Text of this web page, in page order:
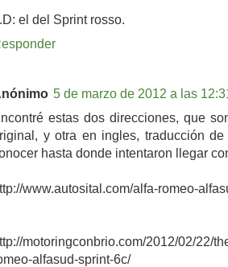
el del Sprint rosso.
5 de marzo de 2012 a las
estas dos direcciones, que
y otra en ingles, traducción
hasta donde intentaron llegar
www.autosital.com/alfa-romeo-
motoringconbrio.com/2012/02/22/
alfasud-sprint-6c/